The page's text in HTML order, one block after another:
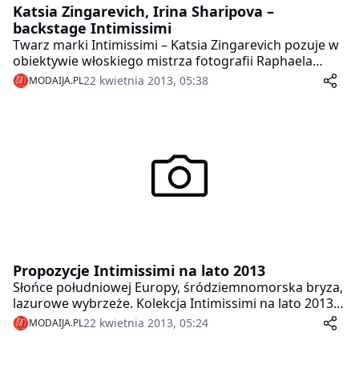
Katsia Zingarevich, Irina Sharipova –
backstage Intimissimi
Twarz marki Intimissimi – Katsia Zingarevich pozuje w
obiektywie włoskiego mistrza fotografii Raphaela
Mazzucco. Kolekcji odzieży letniej możemy bliżej się
przyjrzeć na fotografiach z niezwykle zmysłową Iriną
MODAIJA.PL22 kwietnia 2013, 05:38
Propozycje Intimissimi na lato 2013
Słońce południowej Europy, śródziemnomorska bryza,
lazurowe wybrzeże. Kolekcja Intimissimi na lato 2013
przenosi nas w sam środek wakacyjnej scenerii, gdzie
opalenizna i złociste promienie podnoszą temperaturę
MODAIJA.PL22 kwietnia 2013, 05:24